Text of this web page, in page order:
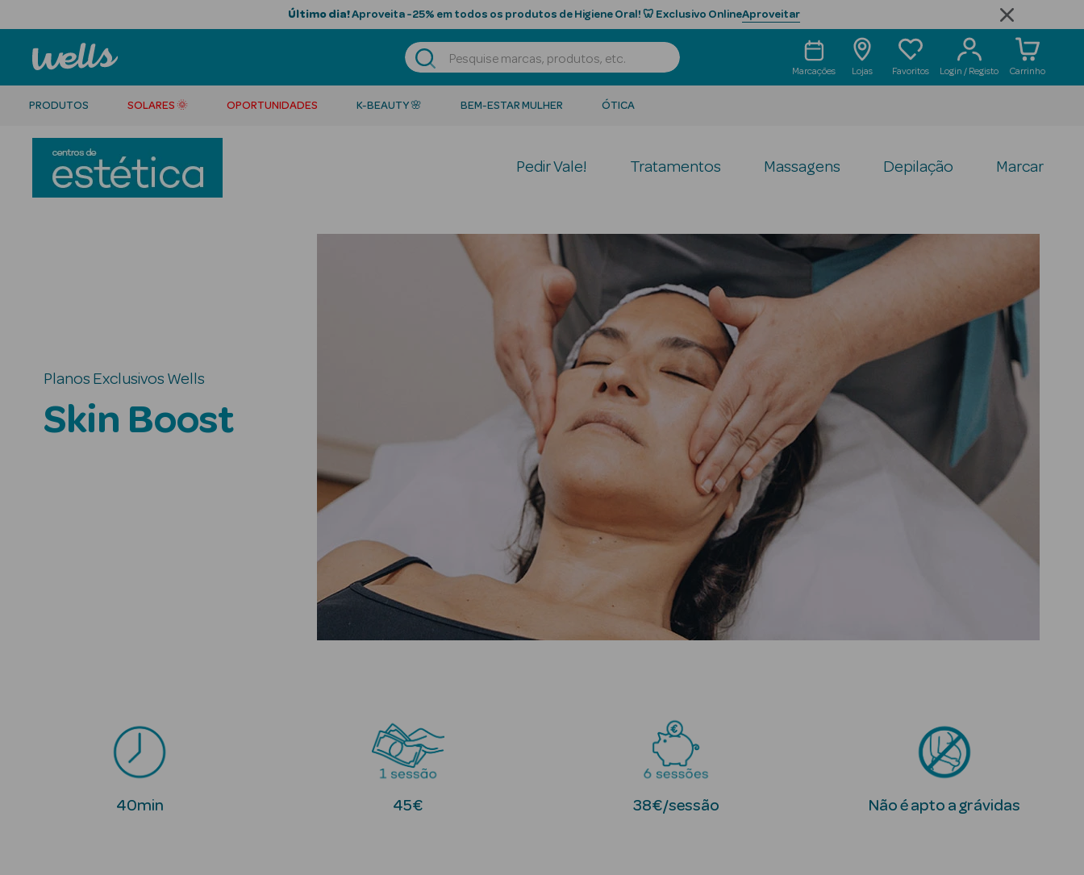
Último dia!Aproveita -25% em todos os produtos de Higiene Oral! 🦷 Exclusivo OnlineAproveitar
Marcações Lojas Favoritos Login / Registo Carrinho
PRODUTOS SOLARES 🌞 OPORTUNIDADES K-BEAUTY 🌸 BEM-ESTAR MULHER ÓTICA
Pedir Vale! Tratamentos Massagens Depilação Marcar
Planos Exclusivos Wells
Skin Boost
40min 45€ 38€/sessão Não é apto a grávidas